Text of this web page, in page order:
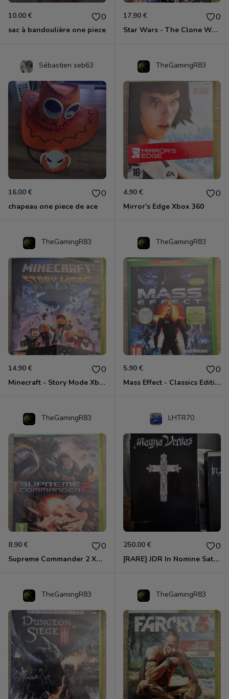
10.00 € 0
sac à bandoulière one piece
17.90 € 0
Star Wars - The Clone Wars - Les Héros De La République Xbox 360
Sébastien seb63
16.00 € 0
chapeau one piece de ace
TheGamingR83
4.90 € 0
Mirror's Edge Xbox 360
TheGamingR83
14.90 € 0
Minecraft - Story Mode Xbox 360
TheGamingR83
5.90 € 0
Mass Effect - Classics Edition Xbox 360
TheGamingR83
8.90 € 0
Supreme Commander 2 Xbox 360
LHTR70
250.00 € 0
[RARE] JDR In Nomine Satanis / Magna Veritas – 1ère Édition BOÎTE (DOS BLANC, 1989) - CROC / Siroz
TheGamingR83 TheGamingR83